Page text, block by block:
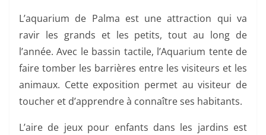
L’aquarium de Palma est une attraction qui va
ravir les grands et les petits, tout au long de
l’année. Avec le bassin tactile, l’Aquarium tente de
faire tomber les barrières entre les visiteurs et les
animaux. Cette exposition permet au visiteur de
toucher et d’apprendre à connaître ses habitants.
L’aire de jeux pour enfants dans les jardins est